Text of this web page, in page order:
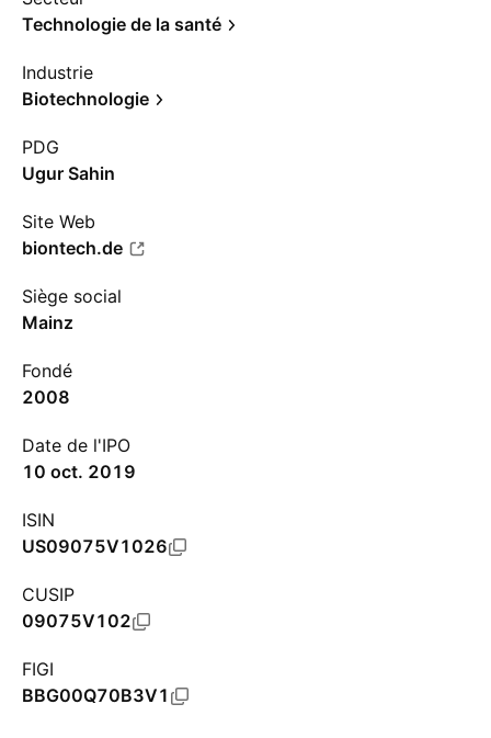
Technologie de la santé
Industrie
Biotechnologie
PDG
Ugur Sahin
Site Web
biontech.de
Siège social
Mainz
Fondé
2008
Date de l'IPO
10 oct. 2019
ISIN
US09075V1026
CUSIP
09075V102
FIGI
BBG00Q70B3V1